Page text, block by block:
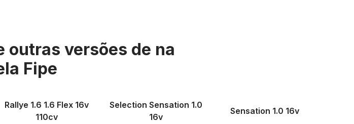
outras versões de na
Fipe
Rallye 1.6 1.6 Flex 16v
110cv
Selection Sensation 1.0
16v
Sensation 1.0 16v